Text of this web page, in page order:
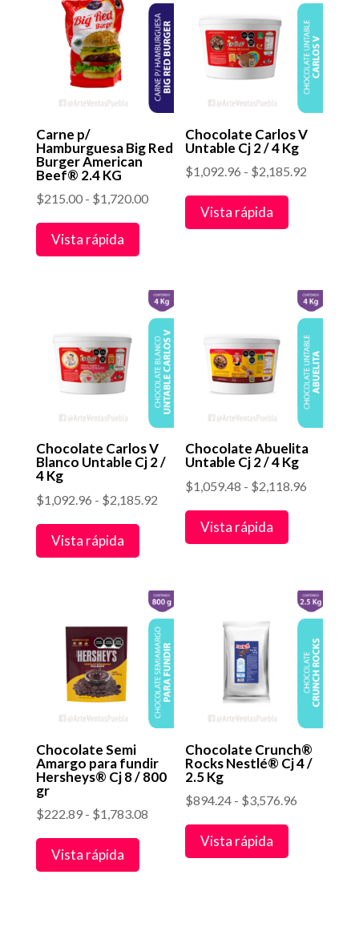
Carne p/
Hamburguesa Big Red
Burger American
Beef® 2.4 KG
$215.00 - $1,720.00Rango
hasta
$1,720.00
Vista rápida
Chocolate Carlos V
Untable Cj 2 / 4 Kg
$1,092.96 - $2,185.92
Vista rápida
Chocolate Carlos V
Blanco Untable Cj 2 /
4 Kg
$1,092.96 - $2,185.92Rango
precios:
hasta
$2,185.92
Vista rápida
Chocolate Abuelita
Untable Cj 2 / 4 Kg
$1,059.48 - $2,118.96
hasta
Vista rápida
Chocolate Semi
Amargo para fundir
Hersheys® Cj 8 / 800
gr
$222.89 - $1,783.08Rango
precios:
Vista rápida
Chocolate Crunch®
Rocks Nestlé® Cj 4 /
2.5 Kg
$894.24 - $3,576.96
Vista rápida